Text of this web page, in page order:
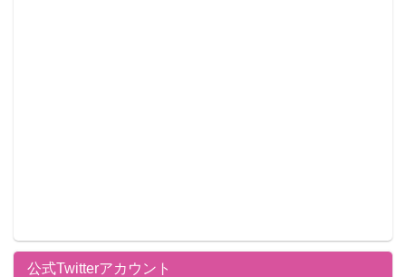
公式Twitterアカウント